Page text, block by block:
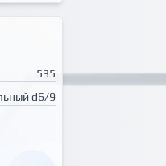
535
d6/9